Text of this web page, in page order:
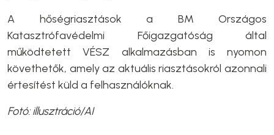
A hőségriasztások a BM Országos
Katasztrófavédelmi Főigazgatóság által
működtetett VÉSZ alkalmazásban is nyomon
követhetők, amely az aktuális riasztásokról azonnali
értesítést küld a felhasználóknak.
Fotó: illusztráció/AI